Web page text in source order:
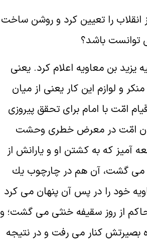
را تعيين كرد و روشن ساخت
توانست باشد؟
بن معاويه اعلام كرد. يعنى
و لوازم اين كار يعنى از ميان
امّت با امام براى تحقق پيروزى
امّت در معرض خطرى وحشت
آميز كه به كشتن او و يارانش از
مى گشت، آن هم در چارچوب يك
خود را در پس آن پنهان مى كرد
از روز سقيفه خنثى مى گشت؛ و
بصيرتش كنار مى رفت و در نتيجه